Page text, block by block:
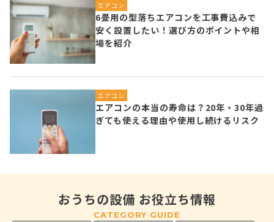
エアコン
6畳用の型落ちエアコンを工事費込みで
安く設置したい！選び方のポイントや相
場を紹介
エアコン
エアコンの本当の寿命は？20年・30年過
ぎても使える理由や使用し続けるリスク
おうちの設備 お役立ち情報
CATEGORY GUIDE